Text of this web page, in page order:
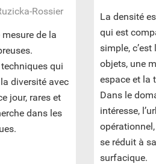
Rossier
de la
qui
diversité avec
jour, rares et
dans les
La densité
qui est
simple,
objets, une
espace et la
Dans le
intéresse,
opérationnel,
se réduit à
surfacique.